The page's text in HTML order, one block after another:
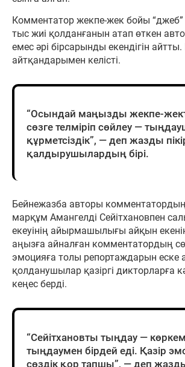
Комментатор жекпе-жек бойы
тыс жиі қолданғанын атап өткен
емес әрі бірсарынды екендігін
айтқандарымен келісті.
“Осындай маңызды жекпе-
сөзге телміріп сөйлеу —
құрметсіздік”, — деп жазды
қалдырушылардың бірі.
Бейнежазба авторы комментатордың
марқұм Амангелді Сейітхановпен
екеуінің айырмашылығы айқын
аңызға айналған комментатордың
эмоцияға толы репортаждарын еске
қолданушылар қазіргі дикторларға
кеңес берді.
“Сейітхановты тыңдау —
тыңдаумен бірдей еді. Қазір
сөздік қор тапшы”, — деп